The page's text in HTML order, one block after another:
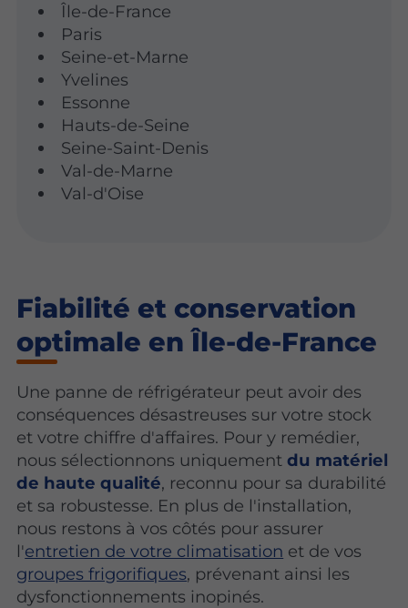
Île-de-France
Paris
Seine-et-Marne
Yvelines
Essonne
Hauts-de-Seine
Seine-Saint-Denis
Val-de-Marne
Val-d'Oise
Fiabilité et conservation
optimale en Île-de-France
Une panne de réfrigérateur peut avoir des
conséquences désastreuses sur votre stock
et votre chiffre d'affaires. Pour y remédier,
nous sélectionnons uniquementdu matériel
de haute qualité, reconnu pour sa durabilité
et sa robustesse. En plus de l'installation,
nous restons à vos côtés pour assurer
l'entretien de votre climatisation et de vos
groupes frigorifiques, prévenant ainsi les
dysfonctionnements inopinés.